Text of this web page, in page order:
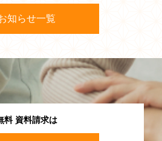
知らせ一覧
料 資料請求は